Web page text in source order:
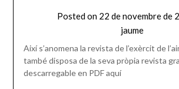
Posted on 22 de novembre de
jaume
Així s’anomena la revista de l’exèrcit de
també disposa de la seva pròpia revista
descarregable en PDF aquí